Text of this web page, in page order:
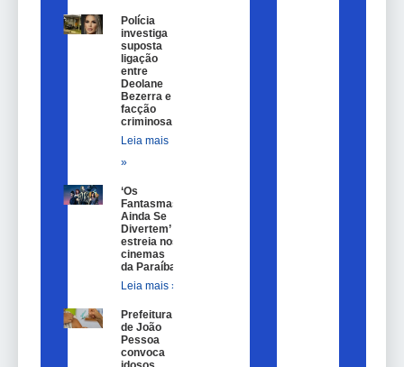
Polícia
investiga
suposta
ligação
entre
Deolane
Bezerra e
facção
criminosa
Leia mais
»
‘Os
Fantasmas
Ainda Se
Divertem’
estreia nos
cinemas
da Paraíba
Leia mais »
Prefeitura
de João
Pessoa
convoca